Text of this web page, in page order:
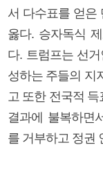
서 다수표를 얻은
옳다. 승자독식
다. 트럼프는 선
성하는 주들의 지
고 또한 전국적
결과에 불복하면
를 거부하고 정권